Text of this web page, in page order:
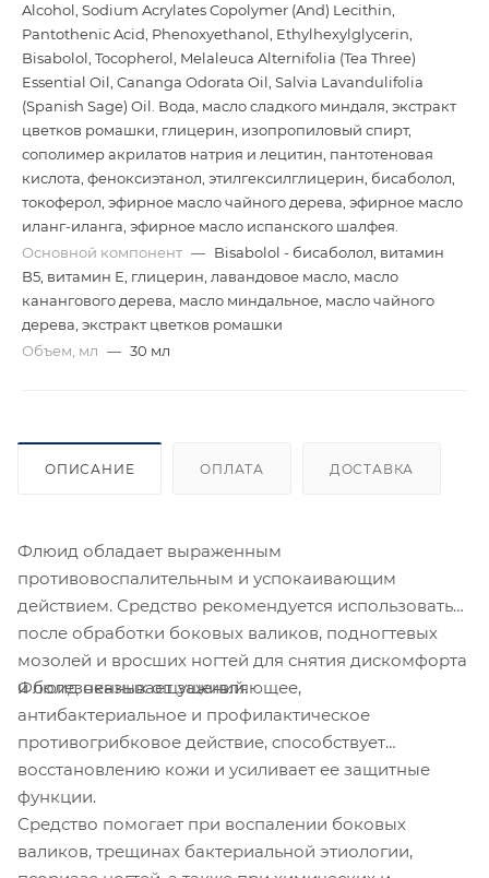
Alcohol, Sodium Acrylates Copolymer (And) Lecithin,
Pantothenic Acid, Phenoxyethanol, Ethylhexylglycerin,
Bisabolol, Tocopherol, Melaleuca Alternifolia (Tea Three)
Essential Oil, Cananga Odorata Oil, Salvia Lavandulifolia
(Spanish Sage) Oil. Вода, масло сладкого миндаля, экстракт
цветков ромашки, глицерин, изопропиловый спирт,
сополимер акрилатов натрия и лецитин, пантотеновая
кислота, феноксиэтанол, этилгексилглицерин, бисаболол,
токоферол, эфирное масло чайного дерева, эфирное масло
иланг-иланга, эфирное масло испанского шалфея.
Основной компонент — Bisabolol - бисаболол, витамин
B5, витамин Е, глицерин, лавандовое масло, масло
канангового дерева, масло миндальное, масло чайного
дерева, экстракт цветков ромашки
Объем, мл — 30 мл
ОПИСАНИЕ ОПЛАТА ДОСТАВКА
Флюид обладает выраженным
противовоспалительным и успокаивающим
действием. Средство рекомендуется использовать
после обработки боковых валиков, подногтевых
мозолей и вросших ногтей для снятия дискомфорта
и болезненных ощущений.
Флюид оказывает заживляющее,
антибактериальное и профилактическое
противогрибковое действие, способствует
восстановлению кожи и усиливает ее защитные
функции.
Средство помогает при воспалении боковых
валиков, трещинах бактериальной этиологии,